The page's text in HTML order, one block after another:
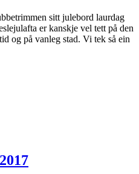
sitt julebord laurdag
er kanskje vel tett på den
og på vanleg stad. Vi tek så ein